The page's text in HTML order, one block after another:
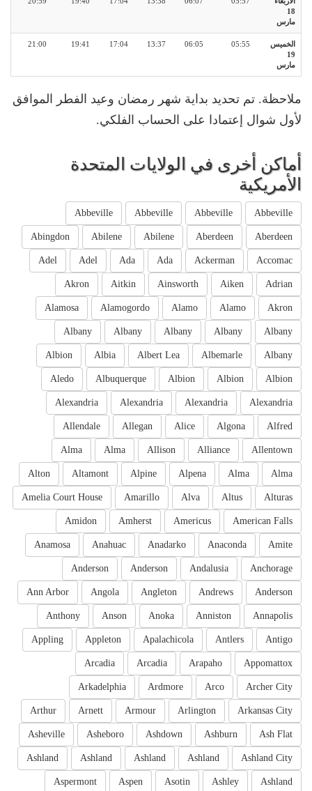
18
مارس
الخميس
19
مارس
05:55
06:05
13:37
17:04
19:41
21:00
ملاحظة. تم تحديد بداية شهر رمضان وعيد الفطر الموافق
لأول شوال إعتمادا على الحساب الفلكي.
أماكن أخرى في الولايات المتحدة
الأمريكية
Abbeville
Abbeville
Abbeville
Abbeville
Aberdeen
Aberdeen
Abilene
Abilene
Abingdon
Accomac
Ackerman
Ada
Ada
Adel
Adel
Adrian
Aiken
Ainsworth
Aitkin
Akron
Akron
Alamo
Alamo
Alamogordo
Alamosa
Albany
Albany
Albany
Albany
Albany
Albany
Albemarle
Albert Lea
Albia
Albion
Albion
Albion
Albion
Albuquerque
Aledo
Alexandria
Alexandria
Alexandria
Alexandria
Alfred
Algona
Alice
Allegan
Allendale
Allentown
Alliance
Allison
Alma
Alma
Alma
Alma
Alpena
Alpine
Altamont
Alton
Alturas
Altus
Alva
Amarillo
Amelia Court House
American Falls
Americus
Amherst
Amidon
Amite
Anaconda
Anadarko
Anahuac
Anamosa
Anchorage
Andalusia
Anderson
Anderson
Anderson
Andrews
Angleton
Angola
Ann Arbor
Annapolis
Anniston
Anoka
Anson
Anthony
Antigo
Antlers
Apalachicola
Appleton
Appling
Appomattox
Arapaho
Arcadia
Arcadia
Archer City
Arco
Ardmore
Arkadelphia
Arkansas City
Arlington
Armour
Arnett
Arthur
Ash Flat
Ashburn
Ashdown
Asheboro
Asheville
Ashland City
Ashland
Ashland
Ashland
Ashland
Ashland
Ashley
Asotin
Aspen
Aspermont